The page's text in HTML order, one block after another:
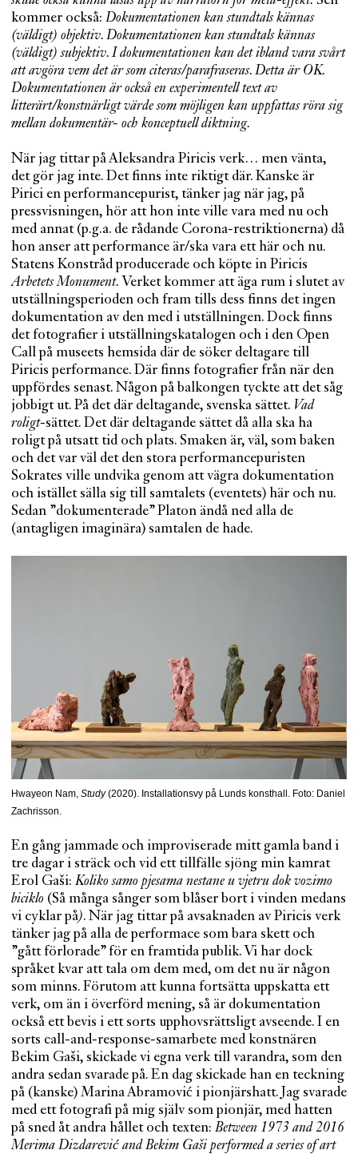
kommer också: Dokumentationen kan stundtals kännas
(väldigt) objektiv. Dokumentationen kan stundtals kännas
(väldigt) subjektiv. I dokumentationen kan det ibland vara svårt
att avgöra vem det är som citeras/parafraseras. Detta är OK.
Dokumentationen är också en experimentell text av
litterärt/konstnärligt värde som möjligen kan uppfattas röra sig
mellan dokumentär- och konceptuell diktning.
När jag tittar på Aleksandra Piricis verk… men vänta,
det gör jag inte. Det finns inte riktigt där. Kanske är
Pirici en performancepurist, tänker jag när jag, på
pressvisningen, hör att hon inte ville vara med nu och
med annat (p.g.a. de rådande Corona-restriktionerna) då
hon anser att performance är/ska vara ett här och nu.
Statens Konstråd producerade och köpte in Piricis
Arbetets Monument. Verket kommer att äga rum i slutet av
utställningsperioden och fram tills dess finns det ingen
dokumentation av den med i utställningen. Dock finns
det fotografier i utställningskatalogen och i den Open
Call på museets hemsida där de söker deltagare till
Piricis performance. Där finns fotografier från när den
uppfördes senast. Någon på balkongen tyckte att det såg
jobbigt ut. På det där deltagande, svenska sättet. Vad
roligt-sättet. Det där deltagande sättet då alla ska ha
roligt på utsatt tid och plats. Smaken är, väl, som baken
och det var väl det den stora performancepuristen
Sokrates ville undvika genom att vägra dokumentation
och istället sälla sig till samtalets (eventets) här och nu.
Sedan ”dokumenterade” Platon ändå ned alla de
(antagligen imaginära) samtalen de hade.
Hwayeon Nam, Study(2020). Installationsvy på Lunds konsthall. Foto: Daniel
Zachrisson.
En gång jammade och improviserade mitt gamla band i
tre dagar i sträck och vid ett tillfälle sjöng min kamrat
Erol Gaši: Koliko samo pjesama nestane u vjetru dok vozimo
biciklo (Så många sånger som blåser bort i vinden medans
vi cyklar på). När jag tittar på avsaknaden av Piricis verk
tänker jag på alla de performace som bara skett och
”gått förlorade” för en framtida publik. Vi har dock
språket kvar att tala om dem med, om det nu är någon
som minns. Förutom att kunna fortsätta uppskatta ett
verk, om än i överförd mening, så är dokumentation
också ett bevis i ett sorts upphovsrättsligt avseende. I en
sorts call-and-response-samarbete med konstnären
Bekim Gaši, skickade vi egna verk till varandra, som den
andra sedan svarade på. En dag skickade han en teckning
på (kanske) Marina Abramović i pionjärshatt. Jag svarade
med ett fotografi på mig själv som pionjär, med hatten
på sned åt andra hållet och texten: Between 1973 and 2016
Merima Dizdarević and Bekim Gaši performed a series of art